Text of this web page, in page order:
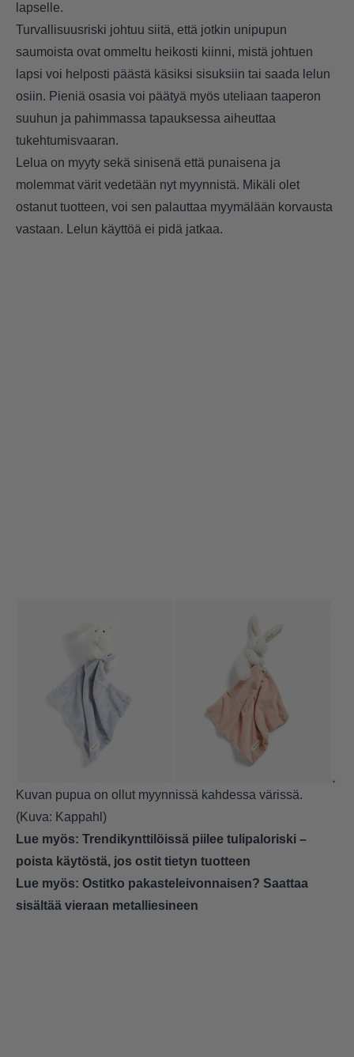
lapselle.
Turvallisuusriski johtuu siitä, että jotkin unipupun
saumoista ovat ommeltu heikosti kiinni, mistä johtuen
lapsi voi helposti päästä käsiksi sisuksiin tai saada lelun
osiin. Pieniä osasia voi päätyä myös uteliaan taaperon
suuhun ja pahimmassa tapauksessa aiheuttaa
tukehtumisvaaran.
Lelua on myyty sekä sinisenä että punaisena ja
molemmat värit vedetään nyt myynnistä. Mikäli olet
ostanut tuotteen, voi sen palauttaa myymälään korvausta
vastaan. Lelun käyttöä ei pidä jatkaa.
Kuvan pupua on ollut myynnissä kahdessa värissä.
(Kuva: Kappahl)
Lue myös: Trendikynttilöissä piilee tulipaloriski –
poista käytöstä, jos ostit tietyn tuotteen
Lue myös: Ostitko pakasteleivonnaisen? Saattaa
sisältää vieraan metalliesineen